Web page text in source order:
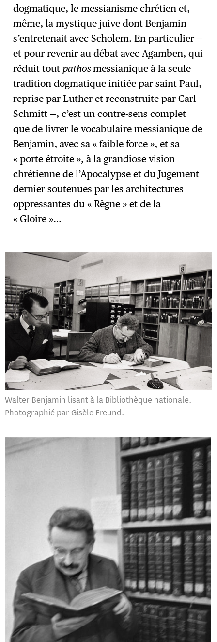
dogmatique, le messianisme chrétien et,
même, la mystique juive dont Benjamin
s’entretenait avec Scholem. En particulier —
et pour revenir au débat avec Agamben, qui
réduit tout pathosmessianique à la seule
tradition dogmatique initiée par saint Paul,
reprise par Luther et reconstruite par Carl
Schmitt —, c’est un contre-sens complet
que de livrer le vocabulaire messianique de
Benjamin, avec sa « faible force », et sa
« porte étroite », à la grandiose vision
chrétienne de l’Apocalypse et du Jugement
dernier soutenues par les architectures
oppressantes du « Règne » et de la
« Gloire »…
Walter Benjamin lisant à la Bibliothèque nationale.
Photographié par Gisèle Freund.